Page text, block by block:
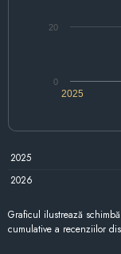
2025
0
20
2025
2026
Graficul ilustrează
cumulative a recenziilor